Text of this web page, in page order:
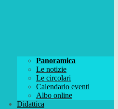
Panoramica
Le notizie
Le circolari
Calendario eventi
Albo online
Didattica